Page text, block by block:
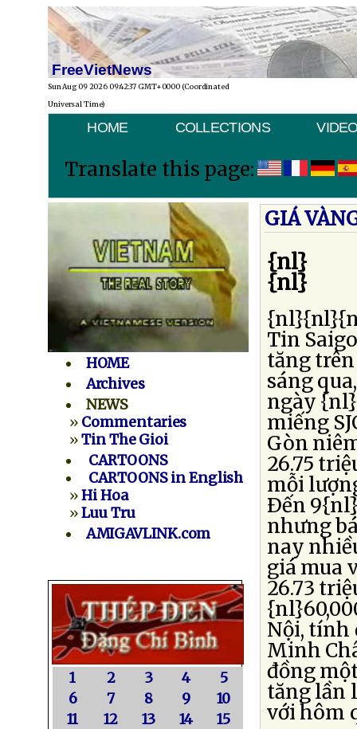
FreeVietNews
Sun Aug 09 2026 09:42:37 GMT+0000 (Coordinated
Universal Time)
HOME COLLECTIONS
Translate this page:
HOME
Archives
NEWS
» Commentaries
»Tin The Gioi
CARTOONS
CARTOONS in English
»Hi Hoa
»Luu Tru
AMIGAVLINK.com
1 2 3 4
5
6
7 8 9
10
11
12 13 14
15
GIÁ
{nl}
{nl}
Tin
tăng
sáng
ngày
miếng
Gòn
26.75
mỗi
Ðến
nhưng
nay
giá mua
26.73
Nội, tính
Minh
đồng
tăng lần
với hôm